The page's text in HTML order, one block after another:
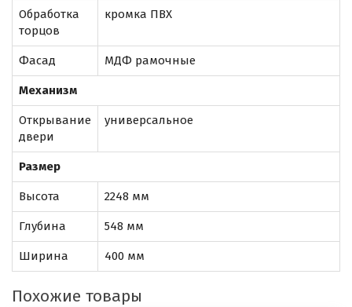
Обработка
торцов
кромка ПВХ
Фасад МДФ рамочные
Механизм
Открывание
двери
универсальное
Размер
Высота 2248 мм
Глубина 548 мм
Ширина 400 мм
Похожие товары